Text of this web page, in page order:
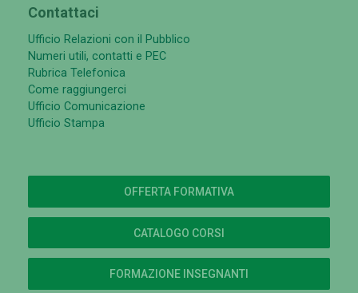
Contattaci
Ufficio Relazioni con il Pubblico
Numeri utili, contatti e PEC
Rubrica Telefonica
Come raggiungerci
Ufficio Comunicazione
Ufficio Stampa
OFFERTA FORMATIVA
CATALOGO CORSI
FORMAZIONE INSEGNANTI